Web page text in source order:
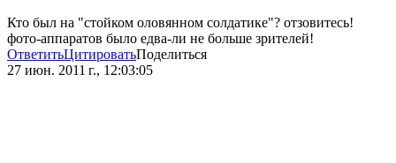
Кто был на "стойком оловянном солдатике"? отзовитесь!
фото-аппаратов было едва-ли не больше зрителей!
ОтветитьЦитироватьПоделиться
27 июн. 2011 г., 12:03:05